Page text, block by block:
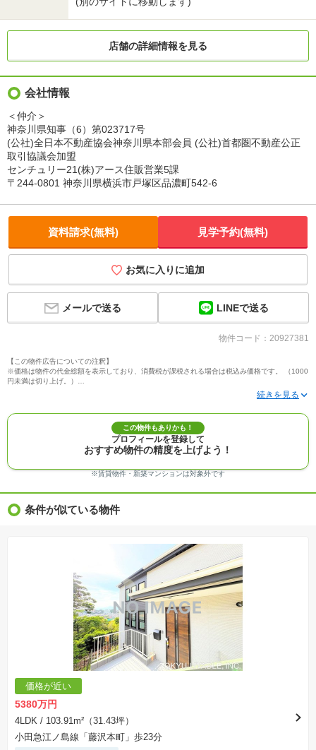
店舗の詳細情報を見る
会社情報
＜仲介＞
神奈川県知事（6）第023717号
(公社)全日本不動産協会神奈川県本部会員 (公社)首都圏不動産公正
取引協議会加盟
センチュリー21(株)アース住販営業5課
〒244-0801 神奈川県横浜市戸塚区品濃町542-6
資料請求(無料) 見学予約(無料)
お気に入りに追加
メールで送る LINEで送る
物件コード：20927381
【この物件広告についての注釈】
※価格は物件の代金総額を表示しており、消費税が課税される場合は税込み価格です。 （1000
円未満は切り上げ。）
※写真に写っている、またはパース（絵）や間取り図に描かれている家具や車などは、特にコ
※建築条件付き土地価格には、建物価格は含まれません。
※物件情報は、原則として情報提供日の２日前に最終確認した情報です。
※完成予想図はいずれも外構、植栽、外観等実際のものとは多少異なることがあります。
※モデルルーム・モデルハウス・展示場・ショールームの画像の場合、今回販売の物件と異な
※ＣＧ合成の画像の場合、実際とは多少異なる場合があります。
※物件特徴：販売戸数が複数の物件は、全ての住戸に該当しない項目もあります。
※価格更新：物件価格が変更された日から１週間表示されます。
※建築条件土地の情報内に掲載されている、建物プラン例は、土地購入者の設計プランの参考
の一例であって、プランの採用可否は任意です。
※土地（建築条件なし）で「建物プラン例」が表記してある時、そのプラン例は特定の建築請
負会社によるもので、当該建築請負会社以外で建てた場合、同様のものが同価格で建てられる
とは限りません。また建築請負会社を特定するものではありません。
※建築条件付き土地とは、その土地に建築する建物の建築請負契約が、一定期間内に成立する
ことを条件として売買される土地のことをいいます。建築請負契約成立に向けて設計プランを
協議するため、土地購入者が自己の希望する建物の設計協議をするために必要な相当の期間の
交渉期間が設定され、その期間内で希望を満たすプランが実現できたかどうかにより結論を出
します。なお、この期間は概ね3ヶ月程度とされています。納得のいくプランが出来ず、建築請
負契約が成立しない場合、土地売買契約は白紙に戻り、土地契約にかかった代金（土地代金、
手付金など）は名目のいかんに関わらず、全て返却されます。
※課税対象物件の「価格」や「費用等」は消費税込みの「総額表示」で統一しています。
※「本体価格」とは、課税対象物件においては「消費税を除いた建物価格」と「土地価格」の
合計額を指します。
表示されておりません。
※取引にかかる費用：物件の契約手続き、決済、引き渡し時にかかる費用を表示しています。
不動産会社によって表記有無が異なるため、ご自身で十分な確認をしていただくようにお願い
いたします。
この物件もありかも！
プロフィールを登録して
おすすめ物件の精度を上げよう！
※賃貸物件・新築マンションは対象外です
条件が似ている物件
価格が近い
5380万円
4LDK / 103.91m²（31.43坪）
小田急江ノ島線「藤沢本町」歩23分